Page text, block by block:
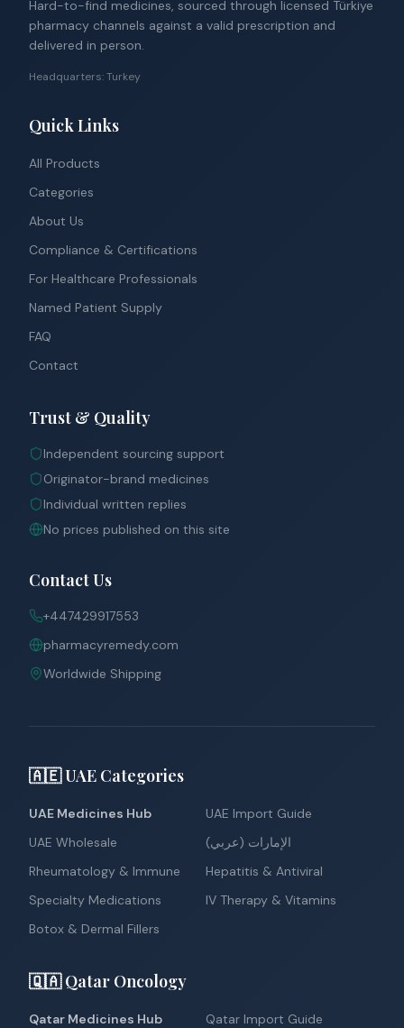
Hard-to-find medicines, sourced through licensed Türkiye
pharmacy channels against a valid prescription and
delivered in person.
Headquarters: Turkey
Quick Links
All Products
Categories
About Us
Compliance & Certifications
For Healthcare Professionals
Named Patient Supply
FAQ
Contact
Trust & Quality
Independent sourcing support
Originator-brand medicines
Individual written replies
No prices published on this site
Contact Us
+447429917553
pharmacyremedy.com
Worldwide Shipping
🇦🇪 UAE Categories
UAE Medicines Hub
UAE Import Guide
UAE Wholesale
الإمارات (عربي)
Rheumatology & Immune
Hepatitis & Antiviral
Specialty Medications
IV Therapy & Vitamins
Botox & Dermal Fillers
🇶🇦 Qatar Oncology
Qatar Medicines Hub
Qatar Import Guide